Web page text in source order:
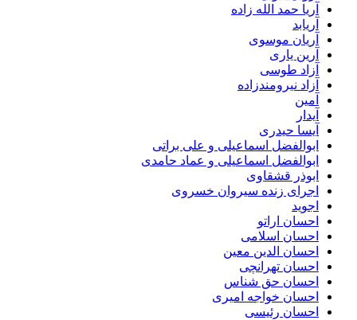
آریا حمد الله زاده
آریابد
آریان موسوی
آرین یاری
آزاد طوسی
آزاد نیرومندزاده
آمین
آیدار
آیسا حیدری
ابوالفضل اسماعیلی و علی براتی
ابوالفضل اسماعیلی و عماد حامدی
ابوذر قشقاوی
اجرای زنده سیروان خسروی
اجوید
احسان اراتو
احسان اسلامی
احسان الدین معین
احسان تهرانچی
احسان حق شناس
احسان خواجه امیری
احسان رئیسی